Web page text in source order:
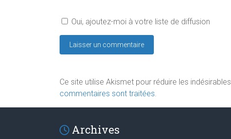
Oui, ajoutez-moi à votre liste de diffusion
Ce site utilise Akismet pour réduire les indésirables.
commentaires sont traitées
Archives